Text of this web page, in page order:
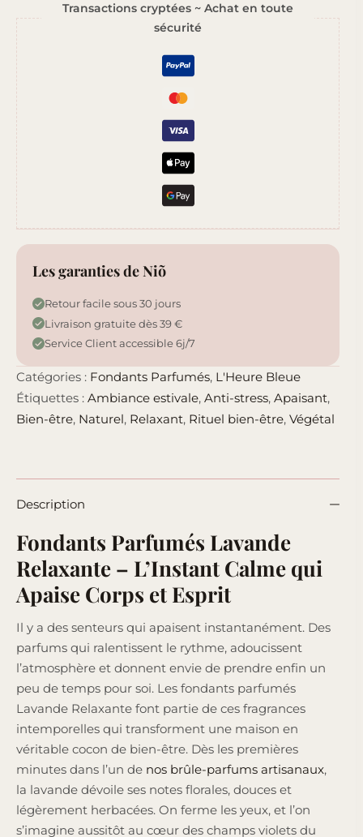
Lavande
Relaxante
Transactions cryptées ~ Achat en toute
sécurité
Les garanties de Niõ
Retour facile sous 30 jours
Livraison gratuite dès 39 €
Service Client accessible 6j/7
Catégories : Fondants Parfumés, L'Heure Bleue
Étiquettes : Ambiance estivale, Anti-stress, Apaisant,
Bien-être, Naturel, Relaxant, Rituel bien-être, Végétal
Description
Fondants Parfumés Lavande
Relaxante – L’Instant Calme qui
Apaise Corps et Esprit
Il y a des senteurs qui apaisent instantanément. Des
parfums qui ralentissent le rythme, adoucissent
l’atmosphère et donnent envie de prendre enfin un
peu de temps pour soi. Les fondants parfumés
Lavande Relaxante font partie de ces fragrances
intemporelles qui transforment une maison en
véritable cocon de bien-être. Dès les premières
minutes dans l’un de nos brûle-parfums artisanaux,
la lavande dévoile ses notes florales, douces et
légèrement herbacées. On ferme les yeux, et l’on
s’imagine aussitôt au cœur des champs violets du